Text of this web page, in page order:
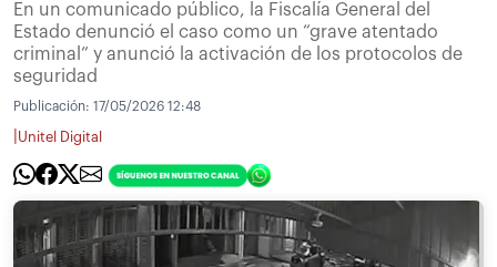
En un comunicado público, la Fiscalía General del
Estado denunció el caso como un “grave atentado
criminal” y anunció la activación de los protocolos de
seguridad
Publicación: 17/05/2026 12:48
Unitel Digital